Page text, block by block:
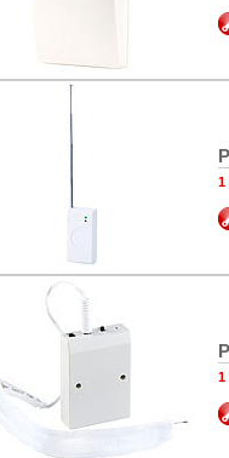
1
1